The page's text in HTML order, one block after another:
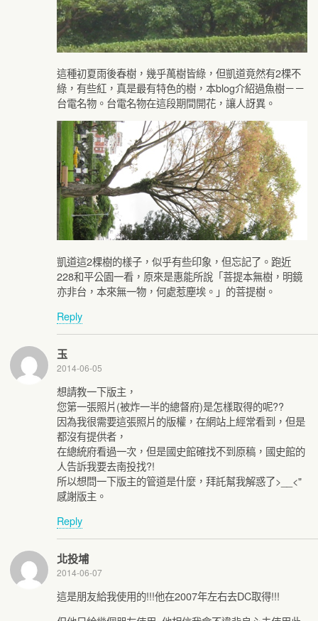
這種初夏雨後春樹，幾乎萬樹皆綠，但凱道竟然有2棵不
綠，有些紅，真是最有特色的樹，本blog介紹過魚樹－－
台電名物。台電名物在這段期間開花，讓人訝異。
凱道這2棵樹的樣子，似乎有些印象，但忘記了。跑近
228和平公園一看，原來是惠能所說「菩提本無樹，明鏡
亦非台，本來無一物，何處惹塵埃。」的菩提樹。
Reply
玉
2014-06-05
想請教一下版主，
您第一張照片(被炸一半的總督府)是怎樣取得的呢??
因為我很需要這張照片的版權，在網站上經常看到，但是
都沒有提供者，
在總統府看過一次，但是國史館確找不到原稿，國史館的
人告訴我要去南投找?!
所以想問一下版主的管道是什麼，拜託幫我解惑了>__<"
感謝版主。
Reply
北投埔
2014-06-07
這是朋友給我使用的!!!他在2007年左右去DC取得!!!